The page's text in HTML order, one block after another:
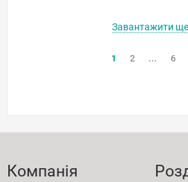
Завантажити ще
1 2 ... 6
Компанія